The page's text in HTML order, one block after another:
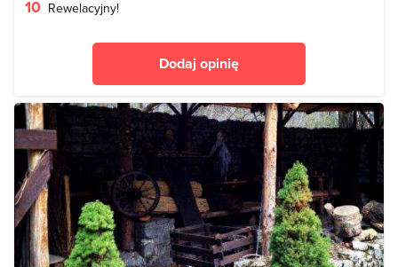
10 Rewelacyjny!
Dodaj opinię